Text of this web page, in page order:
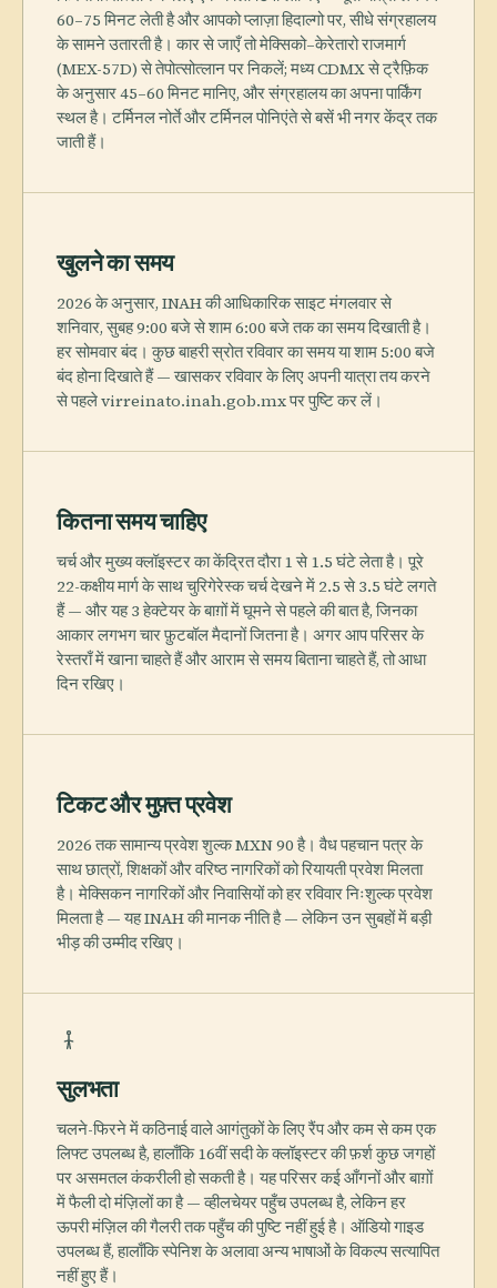
60–75 मिनट लेती है और आपको प्लाज़ा हिदाल्गो पर, सीधे संग्रहालय
के सामने उतारती है। कार से जाएँ तो मेक्सिको–केरेतारो राजमार्ग
(MEX-57D) से तेपोत्सोत्लान पर निकलें; मध्य CDMX से ट्रैफ़िक
के अनुसार 45–60 मिनट मानिए, और संग्रहालय का अपना पार्किंग
स्थल है। टर्मिनल नोर्ते और टर्मिनल पोनिएंते से बसें भी नगर केंद्र तक
जाती हैं।
खुलने का समय
2026 के अनुसार, INAH की आधिकारिक साइट मंगलवार से
शनिवार, सुबह 9:00 बजे से शाम 6:00 बजे तक का समय दिखाती है।
हर सोमवार बंद। कुछ बाहरी स्रोत रविवार का समय या शाम 5:00 बजे
बंद होना दिखाते हैं — खासकर रविवार के लिए अपनी यात्रा तय करने
से पहले virreinato.inah.gob.mx पर पुष्टि कर लें।
कितना समय चाहिए
चर्च और मुख्य क्लॉइस्टर का केंद्रित दौरा 1 से 1.5 घंटे लेता है। पूरे
22-कक्षीय मार्ग के साथ चुरिगेरेस्क चर्च देखने में 2.5 से 3.5 घंटे लगते
हैं — और यह 3 हेक्टेयर के बाग़ों में घूमने से पहले की बात है, जिनका
आकार लगभग चार फ़ुटबॉल मैदानों जितना है। अगर आप परिसर के
रेस्तराँ में खाना चाहते हैं और आराम से समय बिताना चाहते हैं, तो आधा
दिन रखिए।
टिकट और मुफ़्त प्रवेश
2026 तक सामान्य प्रवेश शुल्क MXN 90 है। वैध पहचान पत्र के
साथ छात्रों, शिक्षकों और वरिष्ठ नागरिकों को रियायती प्रवेश मिलता
है। मेक्सिकन नागरिकों और निवासियों को हर रविवार निःशुल्क प्रवेश
मिलता है — यह INAH की मानक नीति है — लेकिन उन सुबहों में बड़ी
भीड़ की उम्मीद रखिए।
सुलभता
चलने-फिरने में कठिनाई वाले आगंतुकों के लिए रैंप और कम से कम एक
लिफ्ट उपलब्ध है, हालाँकि 16वीं सदी के क्लॉइस्टर की फ़र्श कुछ जगहों
पर असमतल कंकरीली हो सकती है। यह परिसर कई आँगनों और बाग़ों
में फैली दो मंज़िलों का है — व्हीलचेयर पहुँच उपलब्ध है, लेकिन हर
ऊपरी मंज़िल की गैलरी तक पहुँच की पुष्टि नहीं हुई है। ऑडियो गाइड
उपलब्ध हैं, हालाँकि स्पेनिश के अलावा अन्य भाषाओं के विकल्प सत्यापित
नहीं हुए हैं।